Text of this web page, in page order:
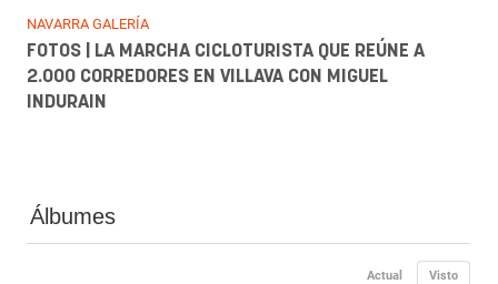
NAVARRA GALERÍA
FOTOS | LA MARCHA CICLOTURISTA QUE REÚNE A
2.000 CORREDORES EN VILLAVA CON MIGUEL
INDURAIN
Álbumes
Visto
Actual